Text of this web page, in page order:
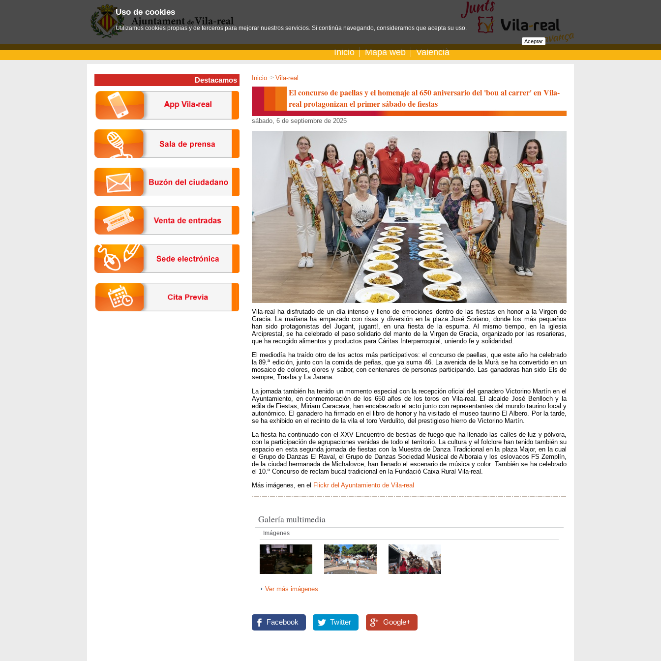
Inicio Mapa web Valencià
Inicio -> Vila-real
El concurso de paellas y el homenaje al 650 aniversario del 'bou al carrer' en Vila-
real protagonizan el primer sábado de fiestas
sábado, 6 de septiembre de 2025
Vila-real ha disfrutado de un día intenso y lleno de emociones dentro de las fiestas en honor a la Virgen de
Gracia. La mañana ha empezado con risas y diversión en la plaza José Soriano, donde los más pequeños
han sido protagonistas del Jugant, jugant!, en una fiesta de la espuma. Al mismo tiempo, en la iglesia
Arciprestal, se ha celebrado el paso solidario del manto de la Virgen de Gracia, organizado por las rosarieras,
que ha recogido alimentos y productos para Cáritas Interparroquial, uniendo fe y solidaridad.
El mediodía ha traído otro de los actos más participativos: el concurso de paellas, que este año ha celebrado
la 89.ª edición, junto con la comida de peñas, que ya suma 46. La avenida de la Murà se ha convertido en un
mosaico de colores, olores y sabor, con centenares de personas participando. Las ganadoras han sido Els de
sempre, Trasba y La Jarana.
La jornada también ha tenido un momento especial con la recepción oficial del ganadero Victorino Martín en el
Ayuntamiento, en conmemoración de los 650 años de los toros en Vila-real. El alcalde José Benlloch y la
edila de Fiestas, Miriam Caracava, han encabezado el acto junto con representantes del mundo taurino local y
autonómico. El ganadero ha firmado en el libro de honor y ha visitado el museo taurino El Albero. Por la tarde,
se ha exhibido en el recinto de la vila el toro Verdulito, del prestigioso hierro de Victorino Martín.
La fiesta ha continuado con el XXV Encuentro de bestias de fuego que ha llenado las calles de luz y pólvora,
con la participación de agrupaciones venidas de todo el territorio. La cultura y el folclore han tenido también su
espacio en esta segunda jornada de fiestas con la Muestra de Danza Tradicional en la plaza Major, en la cual
el Grupo de Danzas El Raval, el Grupo de Danzas Sociedad Musical de Alboraia y los eslovacos FS Zemplín,
de la ciudad hermanada de Michalovce, han llenado el escenario de música y color. También se ha celebrado
el 10.º Concurso de reclam bucal tradicional en la Fundació Caixa Rural Vila-real.
Más imágenes, en el Flickr del Ayuntamiento de Vila-real
Galería multimedia
Imágenes
Ver más imágenes
Facebook Twitter Google+
Destacamos
Uso de cookies
Utilizamos cookies propias y de terceros para mejorar nuestros servicios. Si continúa navegando, consideramos que acepta su uso.
Aceptar